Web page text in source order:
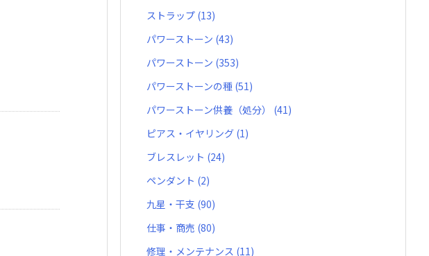
ストラップ (13)
パワーストーン (43)
パワーストーン (353)
パワーストーンの種 (51)
パワーストーン供養（処分） (41)
ピアス・イヤリング (1)
ブレスレット (24)
ペンダント (2)
九星・干支 (90)
仕事・商売 (80)
修理・メンテナンス (11)